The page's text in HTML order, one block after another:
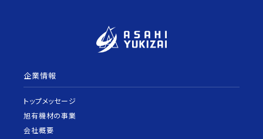
企業情報
トップメッセージ
旭有機材の事業
会社概要